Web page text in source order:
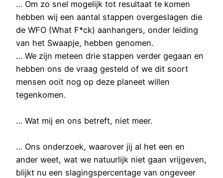
… Om zo snel mogelijk tot resultaat te komen
hebben wij een aantal stappen overgeslagen die
de WFO (What F*ck) aanhangers, onder leiding
van het Swaapje, hebben genomen.
… We zijn meteen drie stappen verder gegaan en
hebben ons de vraag gesteld of we dit soort
mensen ooit nog op deze planeet willen
tegenkomen.
… Wat mij en ons betreft, niet meer.
… Ons onderzoek, waarover jij al het een en
ander weet, wat we natuurlijk niet gaan vrijgeven,
blijkt nu een slagingspercentage van ongeveer